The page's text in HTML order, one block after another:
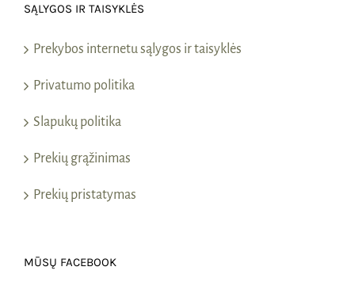
SĄLYGOS IR TAISYKLĖS
Prekybos internetu sąlygos ir taisyklės
Privatumo politika
Slapukų politika
Prekių grąžinimas
Prekių pristatymas
MŪSŲ FACEBOOK